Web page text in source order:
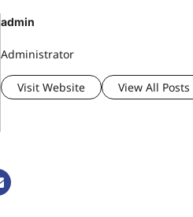
admin
Administrator
Visit Website View All Posts